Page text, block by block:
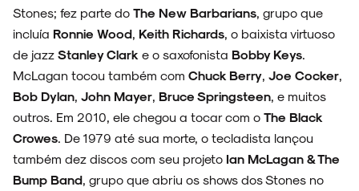
NOVIDADES
NOIZE RECORD CLUB
Stones; fez parte do The New Barbarians, grupo que
incluía Ronnie Wood, Keith Richards, o baixista virtuoso
de jazz Stanley Clark e o saxofonista Bobby Keys.
McLagan tocou também com Chuck Berry, Joe Cocker,
Bob Dylan, John Mayer, Bruce Springsteen, e muitos
outros. Em 2010, ele chegou a tocar com o The Black
Crowes. De 1979 até sua morte, o tecladista lançou
também dez discos com seu projeto Ian McLagan & The
Bump Band, grupo que abriu os shows dos Stones no